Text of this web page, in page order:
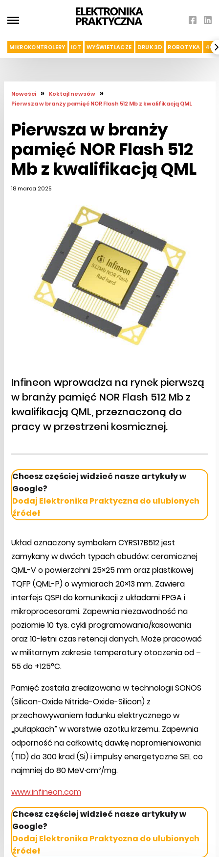
MIKROKONTROLERY IOT WYŚWIETLACZE DRUK 3D ROBOTYKA 4G I
Nowości » Koktajl newsów »
Pierwsza w branży pamięć NOR Flash 512 Mb z kwalifikacją QML
Pierwsza w branży
pamięć NOR Flash 512
Mb z kwalifikacją QML
18 marca 2025
Infineon wprowadza na rynek pierwszą
w branży pamięć NOR Flash 512 Mb z
kwalifikacją QML, przeznaczoną do
pracy w przestrzeni kosmicznej.
Chcesz częściej widzieć nasze artykuły w
Google?
Dodaj Elektronika Praktyczna do ulubionych
źródeł
Układ oznaczony symbolem CYRS17B512 jest
zamykany w dwóch typach obudów: ceramicznej
QML-V o powierzchni 25×25 mm oraz plastikowej
TQFP (QML-P) o wymiarach 20×13 mm. Zawiera
interfejs QSPI do komunikacji z układami FPGA i
mikroprocesorami. Zapewnia niezawodność na
poziomie 10 tys. cykli programowania/kasowania
oraz 10-letni czas retencji danych. Może pracować
w militarnym zakresie temperatury otoczenia od –
55 do +125°C.
Pamięć została zrealizowana w technologii SONOS
(Silicon-Oxide Nitride-Oxide-Silicon) z
przechowywaniem ładunku elektrycznego w
„pułapkach” w warstwie azotku krzemu. Zapewnia
odporność na całkowitą dawkę napromieniowania
(TID) do 300 krad (Si) i impulsy energetyczne SEL co
najmniej do 80 MeV·cm²/mg.
www.infineon.com
Chcesz częściej widzieć nasze artykuły w
Google?
Dodaj Elektronika Praktyczna do ulubionych
źródeł